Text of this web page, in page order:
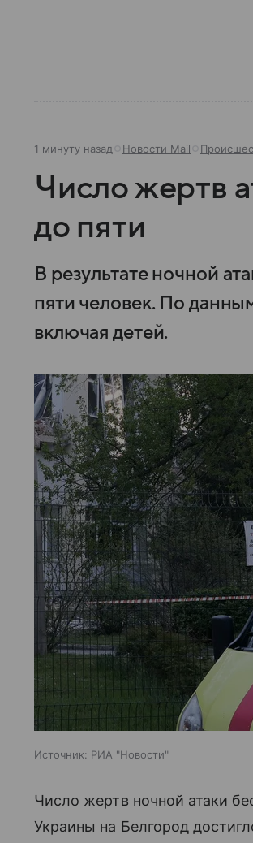
1 минуту назад Новости Mail
Число жертв
до пяти
В результате ночной
пяти человек. По
включая детей.
Источник: РИА "Новости"
Число жертв ночной атаки
Украины на Белгород